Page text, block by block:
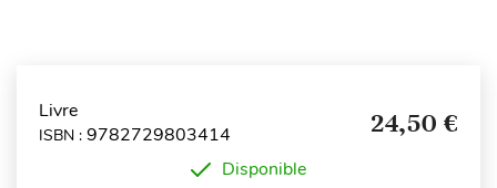
Livre
ISBN : 9782729803414 24,50 €
Disponible